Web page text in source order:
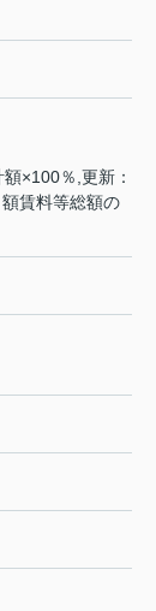
×100％,更新：
賃料等総額の